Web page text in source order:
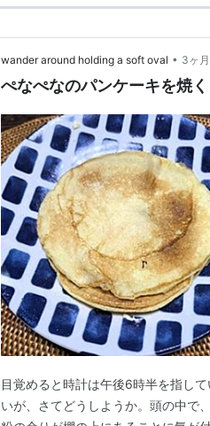
wander around holding a soft oval • 3ヶ
ぺなぺなのパンケーキを焼く
目覚めると時計は午後6時半を指し
いが、さてどうしようか。頭の中で